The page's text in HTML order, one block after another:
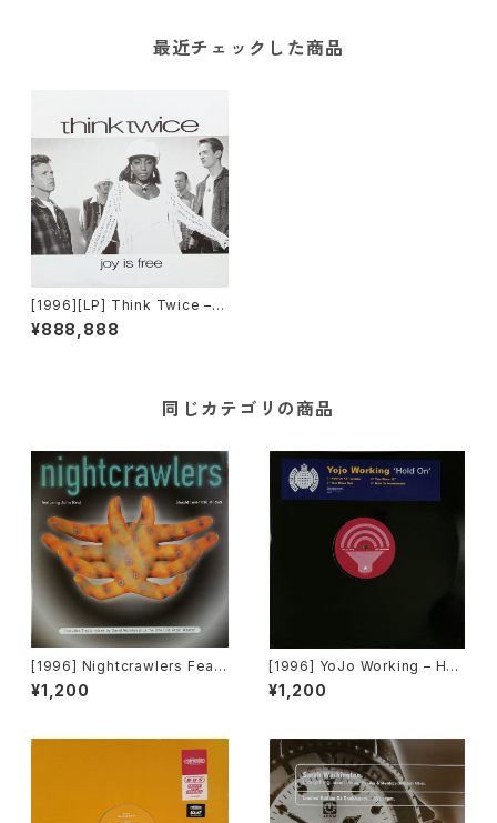
最近チェックした商品
[1996][LP] Think Twice – J
oy Is Free [Internal Bass][2
枚組]
¥888,888
同じカテゴリの商品
[1996] Nightcrawlers Featu
ring John Reid – Should I E
ver (Fall In Love) [1st Aven
¥1,200
[1996] YoJo Working – Hol
d On [Sound Of Ministry][2
枚組][PROMO]
¥1,200